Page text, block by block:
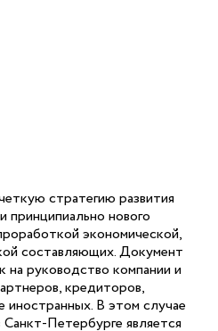
стратегию развития
нового
экономической,
составляющих. Документ
на руководство компании и
кредиторов,
иностранных. В этом случае
Петербурге является